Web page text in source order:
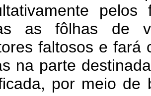
as fôlhas de
faltosos e fará
na parte
por meio de